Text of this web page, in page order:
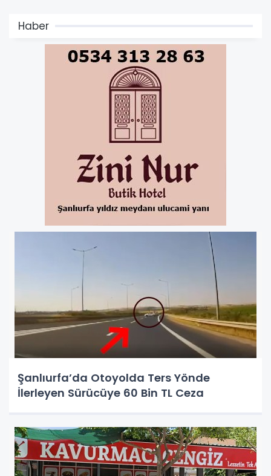
Haber
Şanlıurfa’da Otoyolda Ters Yönde
İlerleyen Sürücüye 60 Bin TL Ceza